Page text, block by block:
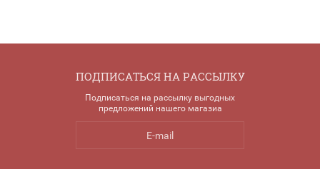
ПОДПИСАТЬСЯ НА РАССЫЛКУ
Подписаться на рассылку выгодных
предложений нашего магазиа